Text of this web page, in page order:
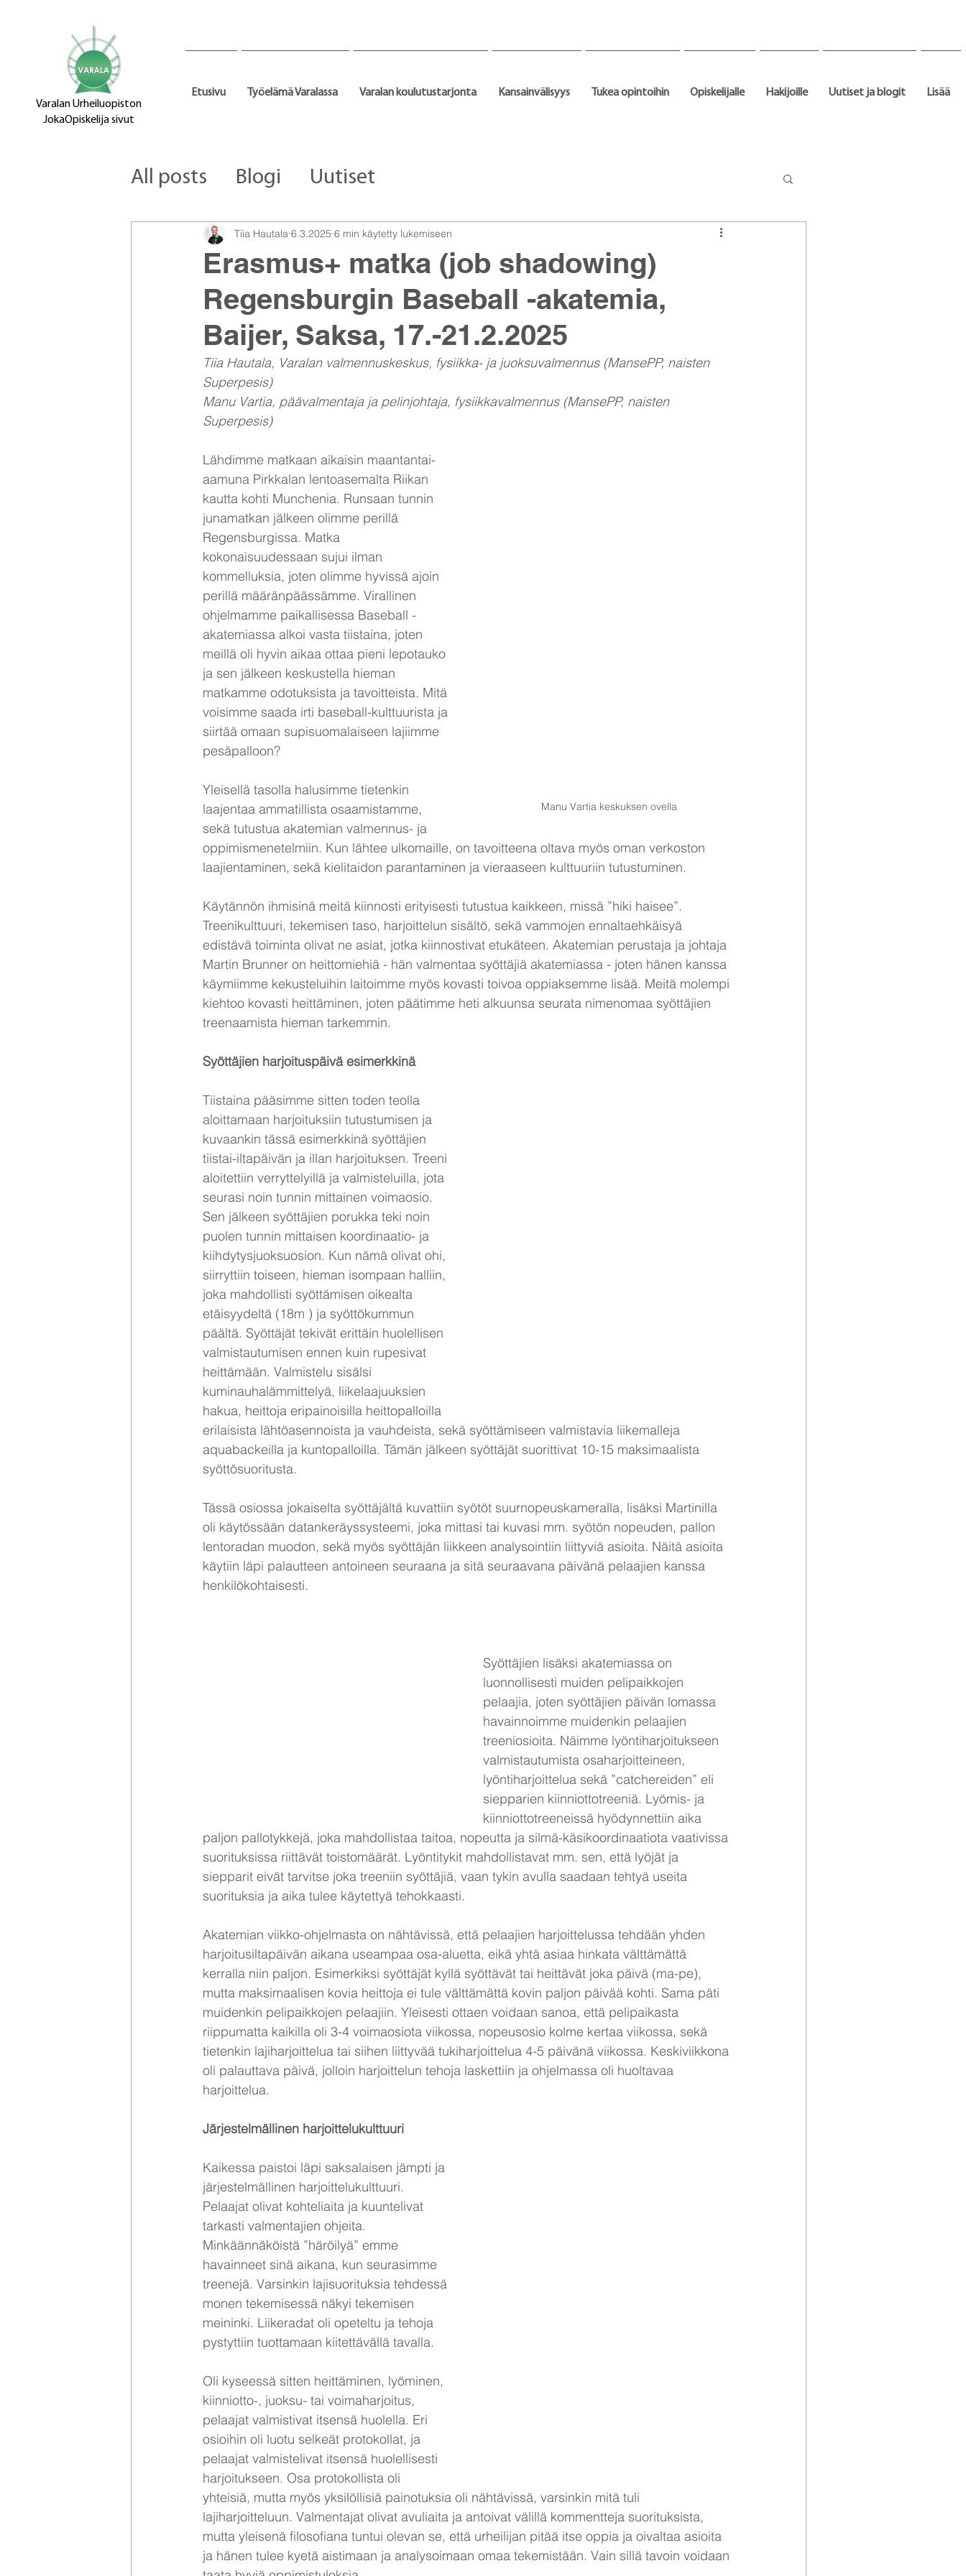
Varalan Urheiluopiston
JokaOpiskelija sivut
Etusivu Työelämä Varalassa Varalan koulutustarjonta Kansainvälisyys Tukea opintoihin Opiskelijalle Hakijoille Uutiset ja blogit Lisää
All posts Blogi Uutiset
Erasmus+ matka (job shadowing)
Regensburgin Baseball -akatemia,
Baijer, Saksa, 17.-21.2.2025
Tiia Hautala 6.3.2025 6 min käytetty lukemiseen
Tiia Hautala, Varalan valmennuskeskus, fysiikka- ja juoksuvalmennus (MansePP, naisten
Superpesis)
Manu Vartia, päävalmentaja ja pelinjohtaja, fysiikkavalmennus (MansePP, naisten
Superpesis)
Manu Vartia keskuksen ovella
Lähdimme matkaan aikaisin maantantai-
aamuna Pirkkalan lentoasemalta Riikan
kautta kohti Munchenia. Runsaan tunnin
junamatkan jälkeen olimme perillä
Regensburgissa. Matka
kokonaisuudessaan sujui ilman
kommelluksia, joten olimme hyvissä ajoin
perillä määränpäässämme. Virallinen
ohjelmamme paikallisessa Baseball -
akatemiassa alkoi vasta tiistaina, joten
meillä oli hyvin aikaa ottaa pieni lepotauko
ja sen jälkeen keskustella hieman
matkamme odotuksista ja tavoitteista. Mitä
voisimme saada irti baseball-kulttuurista ja
siirtää omaan supisuomalaiseen lajiimme
pesäpalloon?
Yleisellä tasolla halusimme tietenkin
laajentaa ammatillista osaamistamme,
sekä tutustua akatemian valmennus- ja
oppimismenetelmiin. Kun lähtee ulkomaille, on tavoitteena oltava myös oman verkoston
laajientaminen, sekä kielitaidon parantaminen ja vieraaseen kulttuuriin tutustuminen.
Käytännön ihmisinä meitä kiinnosti erityisesti tutustua kaikkeen, missä ”hiki haisee”.
Treenikulttuuri, tekemisen taso, harjoittelun sisältö, sekä vammojen ennaltaehkäisyä
edistävä toiminta olivat ne asiat, jotka kiinnostivat etukäteen. Akatemian perustaja ja johtaja
Martin Brunner on heittomiehiä - hän valmentaa syöttäjiä akatemiassa - joten hänen kanssa
käymiimme kekusteluihin laitoimme myös kovasti toivoa oppiaksemme lisää. Meitä molempi
kiehtoo kovasti heittäminen, joten päätimme heti alkuunsa seurata nimenomaa syöttäjien
treenaamista hieman tarkemmin.
Syöttäjien harjoituspäivä esimerkkinä
Tiistaina pääsimme sitten toden teolla
aloittamaan harjoituksiin tutustumisen ja
kuvaankin tässä esimerkkinä syöttäjien
tiistai-iltapäivän ja illan harjoituksen. Treeni
aloitettiin verryttelyillä ja valmisteluilla, jota
seurasi noin tunnin mittainen voimaosio.
Sen jälkeen syöttäjien porukka teki noin
puolen tunnin mittaisen koordinaatio- ja
kiihdytysjuoksuosion. Kun nämä olivat ohi,
siirryttiin toiseen, hieman isompaan halliin,
joka mahdollisti syöttämisen oikealta
etäisyydeltä (18m ) ja syöttökummun
päältä. Syöttäjät tekivät erittäin huolellisen
valmistautumisen ennen kuin rupesivat
heittämään. Valmistelu sisälsi
kuminauhalämmittelyä, liikelaajuuksien
hakua, heittoja eripainoisilla heittopalloilla
erilaisista lähtöasennoista ja vauhdeista, sekä syöttämiseen valmistavia liikemalleja
aquabackeilla ja kuntopalloilla. Tämän jälkeen syöttäjät suorittivat 10-15 maksimaalista
syöttösuoritusta.
Tässä osiossa jokaiselta syöttäjältä kuvattiin syötöt suurnopeuskameralla, lisäksi Martinilla
oli käytössään datankeräyssysteemi, joka mittasi tai kuvasi mm. syötön nopeuden, pallon
lentoradan muodon, sekä myös syöttäjän liikkeen analysointiin liittyviä asioita. Näitä asioita
käytiin läpi palautteen antoineen seuraana ja sitä seuraavana päivänä pelaajien kanssa
henkilökohtaisesti.
Syöttäjien lisäksi akatemiassa on
luonnollisesti muiden pelipaikkojen
pelaajia, joten syöttäjien päivän lomassa
havainnoimme muidenkin pelaajien
treeniosioita. Näimme lyöntiharjoitukseen
valmistautumista osaharjoitteineen,
lyöntiharjoittelua sekä ”catchereiden” eli
siepparien kiinniottotreeniä. Lyömis- ja
kiinniottotreeneissä hyödynnettiin aika
paljon pallotykkejä, joka mahdollistaa taitoa, nopeutta ja silmä-käsikoordinaatiota vaativissa
suorituksissa riittävät toistomäärät. Lyöntitykit mahdollistavat mm. sen, että lyöjät ja
siepparit eivät tarvitse joka treeniin syöttäjiä, vaan tykin avulla saadaan tehtyä useita
suorituksia ja aika tulee käytettyä tehokkaasti.
Akatemian viikko-ohjelmasta on nähtävissä, että pelaajien harjoittelussa tehdään yhden
harjoitusiltapäivän aikana useampaa osa-aluetta, eikä yhtä asiaa hinkata välttämättä
kerralla niin paljon. Esimerkiksi syöttäjät kyllä syöttävät tai heittävät joka päivä (ma-pe),
mutta maksimaalisen kovia heittoja ei tule välttämättä kovin paljon päivää kohti. Sama päti
muidenkin pelipaikkojen pelaajiin. Yleisesti ottaen voidaan sanoa, että pelipaikasta
riippumatta kaikilla oli 3-4 voimaosiota viikossa, nopeusosio kolme kertaa viikossa, sekä
tietenkin lajiharjoittelua tai siihen liittyvää tukiharjoittelua 4-5 päivänä viikossa. Keskiviikkona
oli palauttava päivä, jolloin harjoittelun tehoja laskettiin ja ohjelmassa oli huoltavaa
harjoittelua.
Järjestelmällinen harjoittelukulttuuri
Kaikessa paistoi läpi saksalaisen jämpti ja
järjestelmällinen harjoittelukulttuuri.
Pelaajat olivat kohteliaita ja kuuntelivat
tarkasti valmentajien ohjeita.
Minkäännäköistä ”häröilyä” emme
havainneet sinä aikana, kun seurasimme
treenejä. Varsinkin lajisuorituksia tehdessä
monen tekemisessä näkyi tekemisen
meininki. Liikeradat oli opeteltu ja tehoja
pystyttiin tuottamaan kiitettävällä tavalla.
Oli kyseessä sitten heittäminen, lyöminen,
kiinniotto-, juoksu- tai voimaharjoitus,
pelaajat valmistivat itsensä huolella. Eri
osioihin oli luotu selkeät protokollat, ja
pelaajat valmistelivat itsensä huolellisesti
harjoitukseen. Osa protokollista oli
yhteisiä, mutta myös yksilöllisiä painotuksia oli nähtävissä, varsinkin mitä tuli
lajiharjoitteluun. Valmentajat olivat avuliaita ja antoivat välillä kommentteja suorituksista,
mutta yleisenä filosofiana tuntui olevan se, että urheilijan pitää itse oppia ja oivaltaa asioita
ja hänen tulee kyetä aistimaan ja analysoimaan omaa tekemistään. Vain sillä tavoin voidaan